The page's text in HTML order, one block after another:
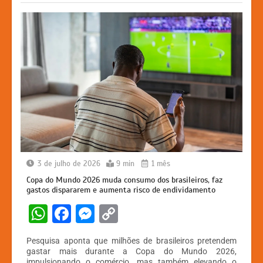
k
er
3 de julho de 2026 9 min 1 mês
Copa do Mundo 2026 muda consumo dos brasileiros, faz
gastos dispararem e aumenta risco de endividamento
W
h
at
F
c
M
s
o
p
Pesquisa aponta que milhões de brasileiros pretendem
gastar mais durante a Copa do Mundo 2026,